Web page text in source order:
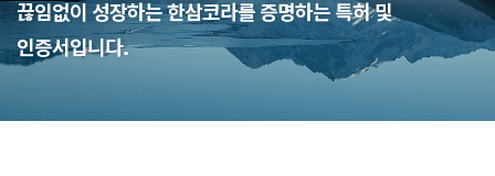
끊임없이 성장하는 한삼코라를 증명하는 특허 및
인증서입니다.